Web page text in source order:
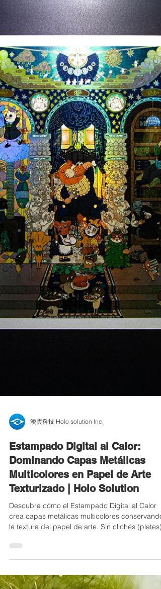
Descubra cómo Holo Solution Inc. construye
organización abierta al aprendizaje con el
Proyecto Gestalt, un experimento de
activo que fomenta la libertad creativa del
equipo.
淩雲科技 Holo solution Inc.
Multicolores en Papel de Arte